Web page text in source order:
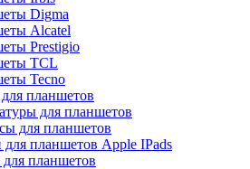
Digma
Alcatel
Prestigio
TCL
Tecno
планшетов
для планшетов
для планшетов
планшетов Apple IPads
планшетов